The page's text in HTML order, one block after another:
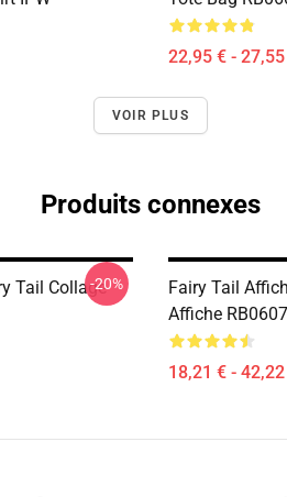
22,95 € -
VOIR PLUS
Produits connexes
Tail Collage-20%
Fairy Tail
Affiche RB0607
18,21 € -